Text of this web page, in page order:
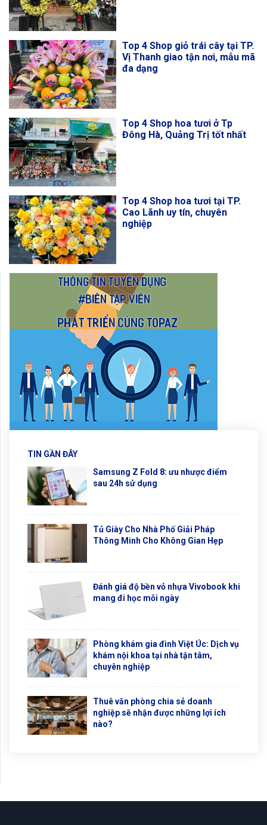
Top 4 Shop giỏ trái cây tại TP.
Vị Thanh giao tận nơi, mẫu mã
đa dạng
Top 4 Shop hoa tươi ở Tp
Đông Hà, Quảng Trị tốt nhất
Top 4 Shop hoa tươi tại TP.
Cao Lãnh uy tín, chuyên
nghiệp
TIN GẦN ĐÂY
Samsung Z Fold 8: ưu nhược điểm
sau 24h sử dụng
Tủ Giày Cho Nhà Phố Giải Pháp
Thông Minh Cho Không Gian Hẹp
Đánh giá độ bền vỏ nhựa Vivobook khi
mang đi học mỗi ngày
Phòng khám gia đình Việt Úc: Dịch vụ
khám nội khoa tại nhà tận tâm,
chuyên nghiệp
Thuê văn phòng chia sẻ doanh
nghiệp sẽ nhận được những lợi ích
nào?